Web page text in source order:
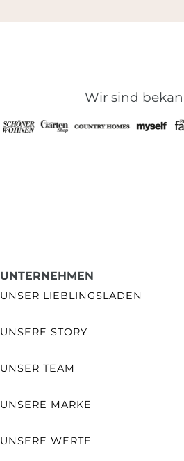
Wir sind
UNTERNEHMEN
UNSER LIEBLINGSLADEN
UNSERE STORY
UNSER TEAM
UNSERE MARKE
UNSERE WERTE